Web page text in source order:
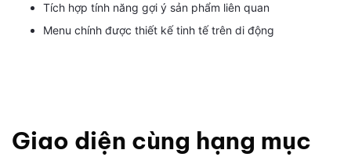
Tích hợp tính năng gợi ý sản phẩm liên quan
Menu chính được thiết kế tinh tế trên di động
Giao diện cùng hạng mục